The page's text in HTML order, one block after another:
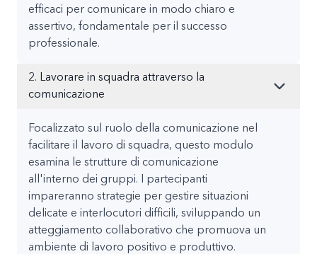
efficaci per comunicare in modo chiaro e
assertivo, fondamentale per il successo
professionale.
2. Lavorare in squadra attraverso la
comunicazione
Focalizzato sul ruolo della comunicazione nel
facilitare il lavoro di squadra, questo modulo
esamina le strutture di comunicazione
all'interno dei gruppi. I partecipanti
impareranno strategie per gestire situazioni
delicate e interlocutori difficili, sviluppando un
atteggiamento collaborativo che promuova un
ambiente di lavoro positivo e produttivo.